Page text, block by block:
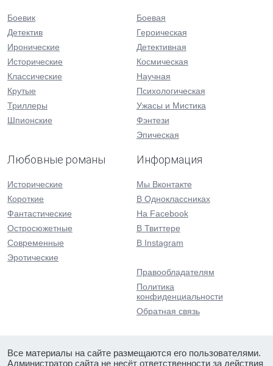
Боевик
Детектив
Иронические
Исторические
Классические
Крутые
Триллеры
Шпионские
Боевая
Героическая
Детективная
Космическая
Научная
Психологическая
Ужасы и Мистика
Фэнтези
Эпическая
Любовные романы
Исторические
Короткие
Фантастические
Остросюжетные
Современные
Эротические
Информация
Мы Вконтакте
В Одноклассниках
На Facebook
В Твиттере
В Instagram
Правообладателям
Политика
конфиденциальности
Обратная связь
Все материалы на сайте размещаются его пользователями.
Администратор сайта не несёт ответственности за действия